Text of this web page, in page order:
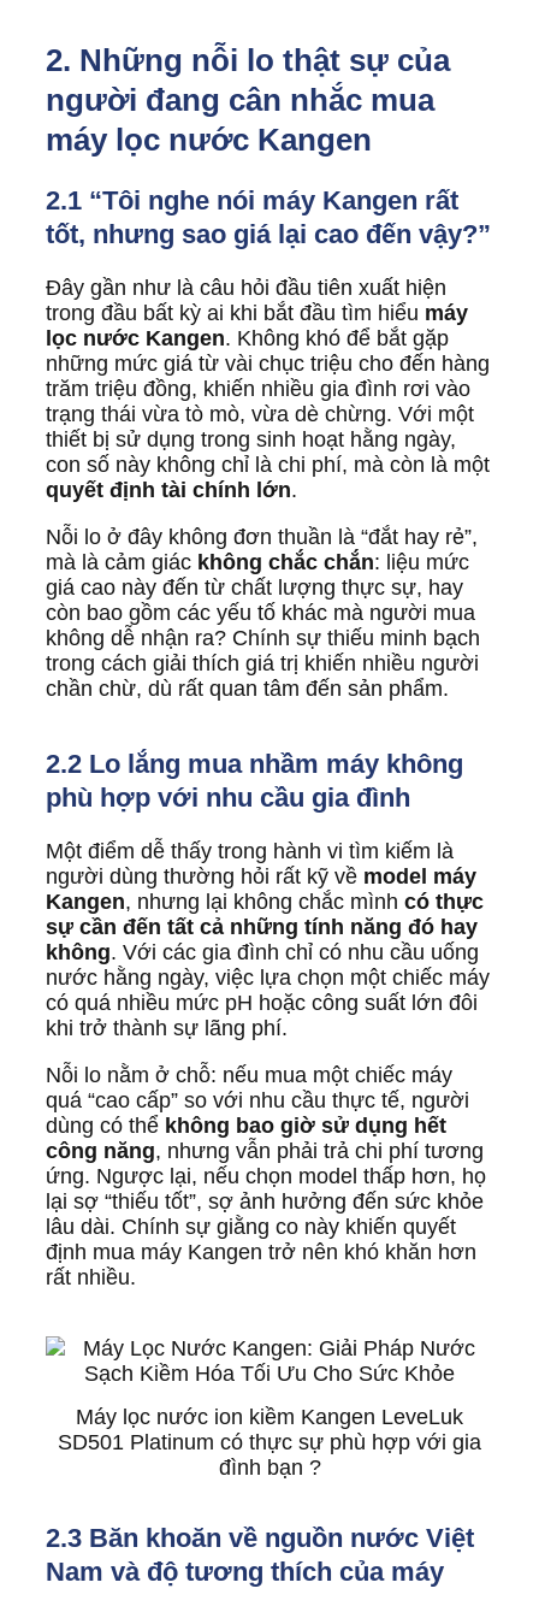
2. Những nỗi lo thật sự của
người đang cân nhắc mua
máy lọc nước Kangen
2.1 “Tôi nghe nói máy Kangen rất
tốt, nhưng sao giá lại cao đến vậy?”
Đây gần như là câu hỏi đầu tiên xuất hiện
trong đầu bất kỳ ai khi bắt đầu tìm hiểu máy
lọc nước Kangen. Không khó để bắt gặp
những mức giá từ vài chục triệu cho đến hàng
trăm triệu đồng, khiến nhiều gia đình rơi vào
trạng thái vừa tò mò, vừa dè chừng. Với một
thiết bị sử dụng trong sinh hoạt hằng ngày,
con số này không chỉ là chi phí, mà còn là một
quyết định tài chính lớn.
Nỗi lo ở đây không đơn thuần là “đắt hay rẻ”,
mà là cảm giác không chắc chắn: liệu mức
giá cao này đến từ chất lượng thực sự, hay
còn bao gồm các yếu tố khác mà người mua
không dễ nhận ra? Chính sự thiếu minh bạch
trong cách giải thích giá trị khiến nhiều người
chần chừ, dù rất quan tâm đến sản phẩm.
2.2 Lo lắng mua nhầm máy không
phù hợp với nhu cầu gia đình
Một điểm dễ thấy trong hành vi tìm kiếm là
người dùng thường hỏi rất kỹ về model máy
Kangen, nhưng lại không chắc mình có thực
sự cần đến tất cả những tính năng đó hay
không. Với các gia đình chỉ có nhu cầu uống
nước hằng ngày, việc lựa chọn một chiếc máy
có quá nhiều mức pH hoặc công suất lớn đôi
khi trở thành sự lãng phí.
Nỗi lo nằm ở chỗ: nếu mua một chiếc máy
quá “cao cấp” so với nhu cầu thực tế, người
dùng có thể không bao giờ sử dụng hết
công năng, nhưng vẫn phải trả chi phí tương
ứng. Ngược lại, nếu chọn model thấp hơn, họ
lại sợ “thiếu tốt”, sợ ảnh hưởng đến sức khỏe
lâu dài. Chính sự giằng co này khiến quyết
định mua máy Kangen trở nên khó khăn hơn
rất nhiều.
Máy lọc nước ion kiềm Kangen LeveLuk
SD501 Platinum có thực sự phù hợp với gia
đình bạn ?
2.3 Băn khoăn về nguồn nước Việt
Nam và độ tương thích của máy